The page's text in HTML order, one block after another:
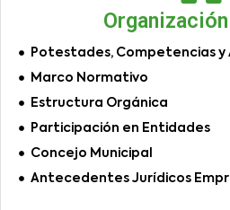
Potestades, Competencias y
Marco Normativo
Estructura Orgánica
Participación en Entidades
Concejo Municipal
Antecedentes Jurídicos